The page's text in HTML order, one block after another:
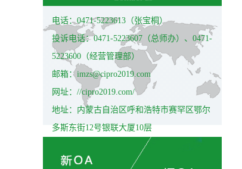
电话：0471-5223613（张宝桐）
投诉电话：0471-5223607（总师办）、0471-
5223600（经营管理部）
邮箱：imzs@cipro2019.com
网址：//cipro2019.com/
地址：内蒙古自治区呼和浩特市赛罕区鄂尔
多斯东街12号银联大厦10层